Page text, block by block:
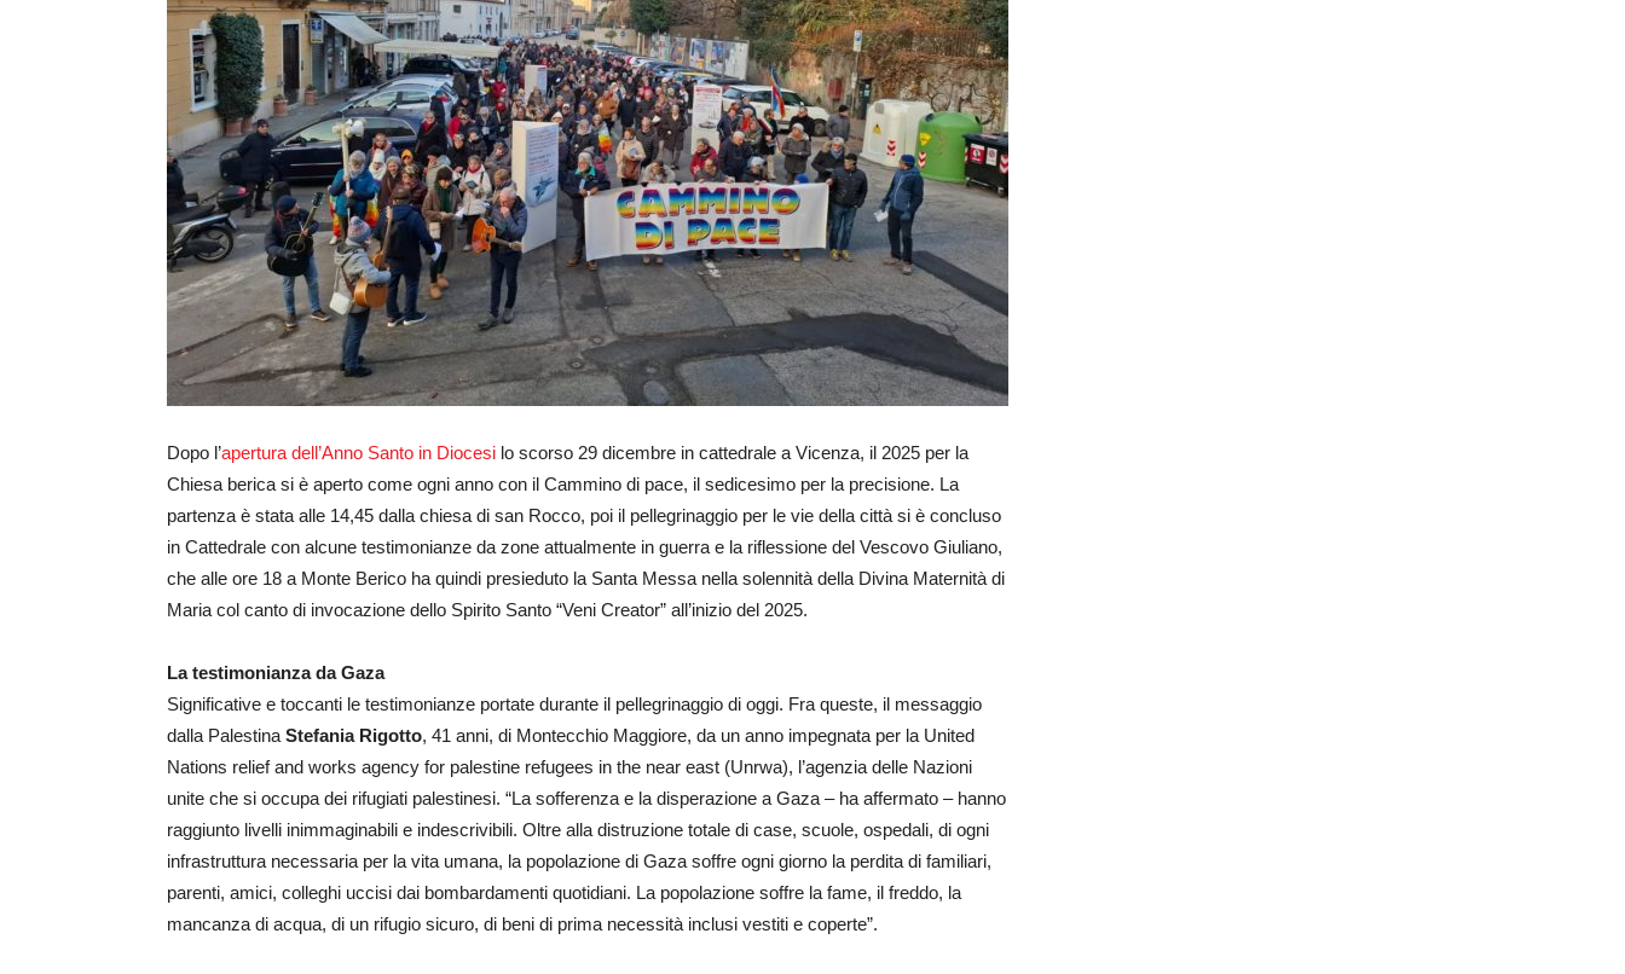
Dopo l’apertura dell’Anno Santo in Diocesi lo scorso 29 dicembre in cattedrale a Vicenza, il 2025 per la
Chiesa berica si è aperto come ogni anno con il Cammino di pace, il sedicesimo per la precisione. La
partenza è stata alle 14,45 dalla chiesa di san Rocco, poi il pellegrinaggio per le vie della città si è concluso
in Cattedrale con alcune testimonianze da zone attualmente in guerra e la riflessione del Vescovo Giuliano,
che alle ore 18 a Monte Berico ha quindi presieduto la Santa Messa nella solennità della Divina Maternità di
Maria col canto di invocazione dello Spirito Santo “Veni Creator” all’inizio del 2025.
La testimonianza da Gaza
Significative e toccanti le testimonianze portate durante il pellegrinaggio di oggi. Fra queste, il messaggio
dalla Palestina Stefania Rigotto, 41 anni, di Montecchio Maggiore, da un anno impegnata per la United
Nations relief and works agency for palestine refugees in the near east (Unrwa), l’agenzia delle Nazioni
unite che si occupa dei rifugiati palestinesi. “La sofferenza e la disperazione a Gaza – ha affermato – hanno
raggiunto livelli inimmaginabili e indescrivibili. Oltre alla distruzione totale di case, scuole, ospedali, di ogni
infrastruttura necessaria per la vita umana, la popolazione di Gaza soffre ogni giorno la perdita di familiari,
parenti, amici, colleghi uccisi dai bombardamenti quotidiani. La popolazione soffre la fame, il freddo, la
mancanza di acqua, di un rifugio sicuro, di beni di prima necessità inclusi vestiti e coperte”.